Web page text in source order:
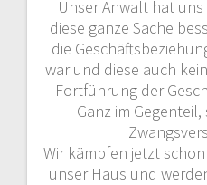
Unser Anwalt hat
diese ganze Sache
die
war und diese auch
Fortführung der
Ganz im
Wir kämpfen jetzt
unser Haus und